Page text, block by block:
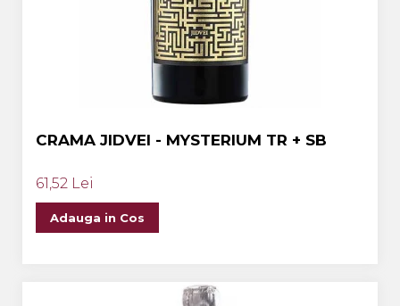
CRAMA JIDVEI - MYSTERIUM TR + SB
61,52 Lei
Adauga in Cos